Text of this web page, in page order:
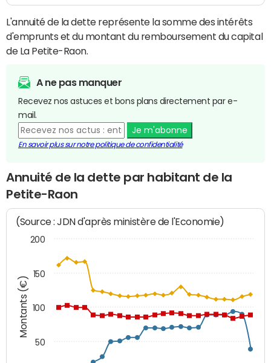
L'annuité de la dette représente la somme des intérêts
d'emprunts et du montant du remboursement du capital
de La Petite-Raon.
A ne pas manquer
Recevez nos astuces et bons plans directement par e-
mail.
Je m'abonne
En savoir plus sur notre politique de confidentialité
Annuité de la dette par habitant de la
Petite-Raon
Montants (€)
(Source : JDN d'après ministère de l'Economie)
50
100
150
200